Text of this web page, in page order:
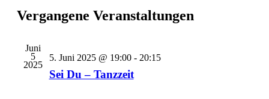
Vergangene Veranstaltungen
Juni
5
2025
5. Juni 2025 @ 19:00- 20:15
Sei Du – Tanzzeit